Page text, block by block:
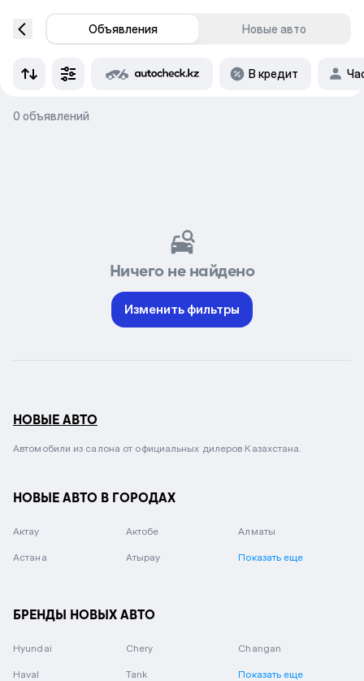
Объявления Новые авто
В кредит
0 объявлений
Ничего не найдено
Изменить фильтры
НОВЫЕ АВТО
Автомобили из салона от официальных дилеров Казахстана.
НОВЫЕ АВТО В ГОРОДАХ
Актау Актобе Алматы
Астана Атырау Показать еще
БРЕНДЫ НОВЫХ АВТО
Hyundai Chery Changan
Haval Tank Показать еще